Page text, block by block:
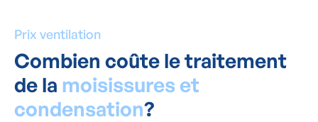
Prix ventilation
Combien coûte le traitement
de la moisissures et
condensation?